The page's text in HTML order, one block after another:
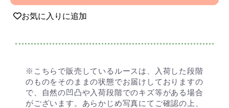
お気に入りに追加
※こちらで販売しているルースは、入荷した段階
のものをそのままの状態でお届けしておりますの
で、自然の凹凸や入荷段階でのキズ等がある場合
がございます。あらかじめ写真にてご確認の上、